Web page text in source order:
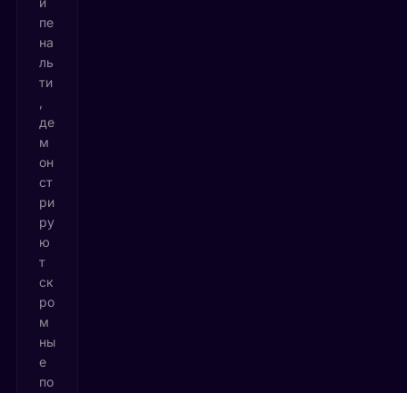
пе
на
ль
ти
де
м
он
ст
ри
ру
ю
т
ск
ро
м
ны
е
по